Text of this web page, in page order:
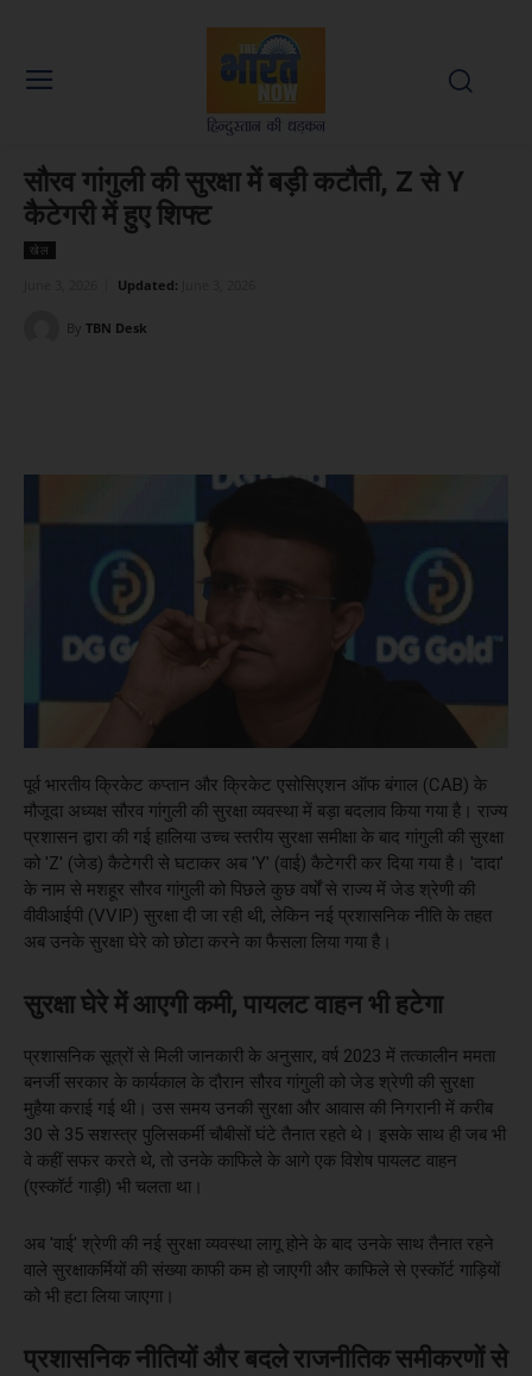
सौरव गांगुली की सुरक्षा में बड़ी कटौती, Z से Y
कैटेगरी में हुए शिफ्ट
खेल
Updated:
By TBN Desk
पूर्व भारतीय क्रिकेट कप्तान और क्रिकेट एसोसिएशन ऑफ बंगाल (CAB) के
मौजूदा अध्यक्ष सौरव गांगुली की सुरक्षा व्यवस्था में बड़ा बदलाव किया गया है। राज्य
प्रशासन द्वारा की गई हालिया उच्च स्तरीय सुरक्षा समीक्षा के बाद गांगुली की सुरक्षा
को 'Z' (जेड) कैटेगरी से घटाकर अब 'Y' (वाई) कैटेगरी कर दिया गया है। 'दादा'
के नाम से मशहूर सौरव गांगुली को पिछले कुछ वर्षों से राज्य में जेड श्रेणी की
वीवीआईपी (VVIP) सुरक्षा दी जा रही थी, लेकिन नई प्रशासनिक नीति के तहत
अब उनके सुरक्षा घेरे को छोटा करने का फैसला लिया गया है।
सुरक्षा घेरे में आएगी कमी, पायलट वाहन भी हटेगा
प्रशासनिक सूत्रों से मिली जानकारी के अनुसार, वर्ष 2023 में तत्कालीन ममता
बनर्जी सरकार के कार्यकाल के दौरान सौरव गांगुली को जेड श्रेणी की सुरक्षा
मुहैया कराई गई थी। उस समय उनकी सुरक्षा और आवास की निगरानी में करीब
30 से 35 सशस्त्र पुलिसकर्मी चौबीसों घंटे तैनात रहते थे। इसके साथ ही जब भी
वे कहीं सफर करते थे, तो उनके काफिले के आगे एक विशेष पायलट वाहन
(एस्कॉर्ट गाड़ी) भी चलता था।
अब 'वाई' श्रेणी की नई सुरक्षा व्यवस्था लागू होने के बाद उनके साथ तैनात रहने
वाले सुरक्षाकर्मियों की संख्या काफी कम हो जाएगी और काफिले से एस्कॉर्ट गाड़ियों
को भी हटा लिया जाएगा।
प्रशासनिक नीतियों और बदले राजनीतिक समीकरणों से